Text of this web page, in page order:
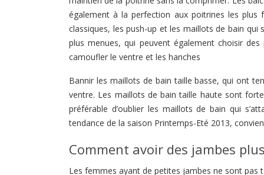
également à la perfection aux poitrines les
classiques, les push-up et les maillots de bain
plus menues, qui peuvent également choisir
camoufler le ventre et les hanches
Bannir les maillots de bain taille basse, qui ont
ventre. Les maillots de bain taille haute sont
préférable d’oublier les maillots de bain qui
tendance de la saison Printemps-Eté 2013,
Comment avoir des jambes
Les femmes ayant de petites jambes ne sont pas